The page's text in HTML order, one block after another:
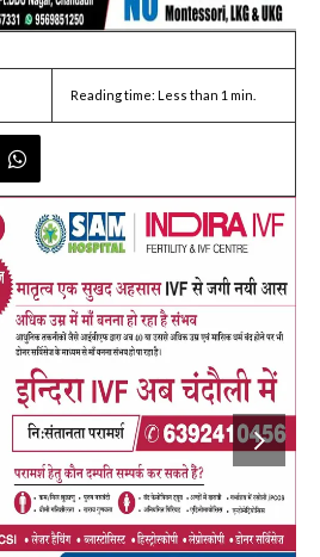
Reading time: Less than 1 min.